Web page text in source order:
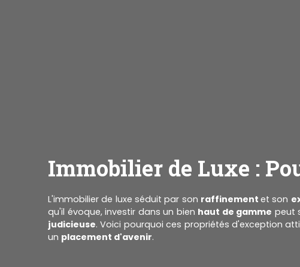
Immobilier de Luxe :
L'immobilier de luxe séduit par son raffinementet son
qu'il évoque, investir dans un bien haut de gamme peut
judicieuse. Voici pourquoi ces propriétés d'exception
un placement d'avenir.